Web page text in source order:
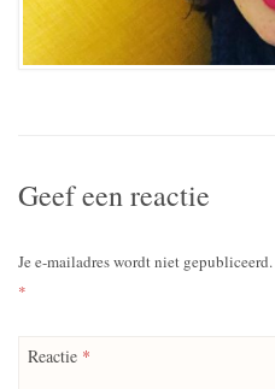
Geef een reactie
Je e-mailadres wordt niet gepubliceerd.
*
Reactie *